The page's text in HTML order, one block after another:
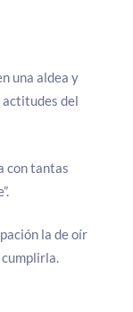
una aldea y
del
con tantas
la de oír